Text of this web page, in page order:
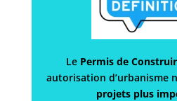
Le Permis de
autorisation d’urbanisme
projets plus